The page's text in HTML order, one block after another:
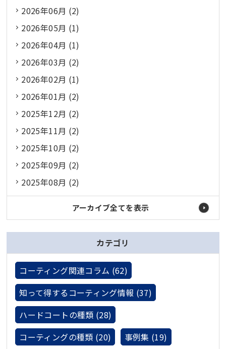
2026年06月 (2)
2026年05月 (1)
2026年04月 (1)
2026年03月 (2)
2026年02月 (1)
2026年01月 (2)
2025年12月 (2)
2025年11月 (2)
2025年10月 (2)
2025年09月 (2)
2025年08月 (2)
アーカイブ全てを表示
カテゴリ
コーティング関連コラム (62)
知って得するコーティング情報 (37)
ハードコートの種類 (28)
コーティングの種類 (20)
事例集 (19)